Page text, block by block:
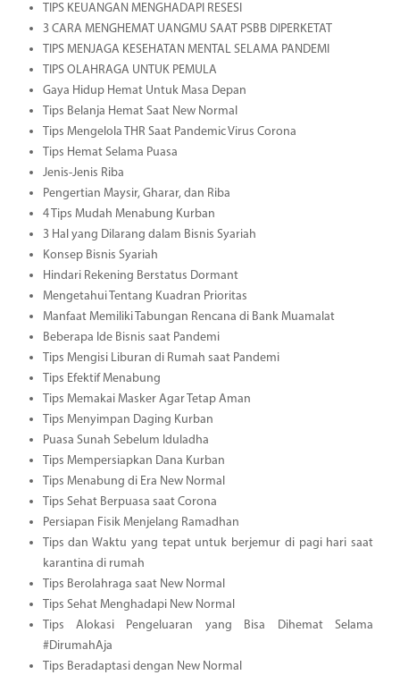
TIPS KEUANGAN MENGHADAPI RESESI
3 CARA MENGHEMAT UANGMU SAAT PSBB DIPERKETAT
TIPS MENJAGA KESEHATAN MENTAL SELAMA PANDEMI
TIPS OLAHRAGA UNTUK PEMULA
Gaya Hidup Hemat Untuk Masa Depan
Tips Belanja Hemat Saat New Normal
Tips Mengelola THR Saat Pandemic Virus Corona
Tips Hemat Selama Puasa
Jenis-Jenis Riba
Pengertian Maysir, Gharar, dan Riba
4 Tips Mudah Menabung Kurban
3 Hal yang Dilarang dalam Bisnis Syariah
Konsep Bisnis Syariah
Hindari Rekening Berstatus Dormant
Mengetahui Tentang Kuadran Prioritas
Manfaat Memiliki Tabungan Rencana di Bank Muamalat
Beberapa Ide Bisnis saat Pandemi
Tips Mengisi Liburan di Rumah saat Pandemi
Tips Efektif Menabung
Tips Memakai Masker Agar Tetap Aman
Tips Menyimpan Daging Kurban
Puasa Sunah Sebelum Iduladha
Tips Mempersiapkan Dana Kurban
Tips Menabung di Era New Normal
Tips Sehat Berpuasa saat Corona
Persiapan Fisik Menjelang Ramadhan
Tips dan Waktu yang tepat untuk berjemur di pagi hari saat
karantina di rumah
Tips Berolahraga saat New Normal
Tips Sehat Menghadapi New Normal
Tips Alokasi Pengeluaran yang Bisa Dihemat Selama
#DirumahAja
Tips Beradaptasi dengan New Normal